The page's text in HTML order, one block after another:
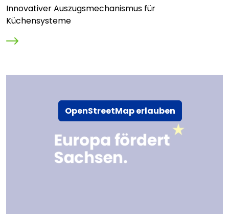
Innovativer Auszugsmechanismus für
Küchensysteme
OpenStreetMap erlauben